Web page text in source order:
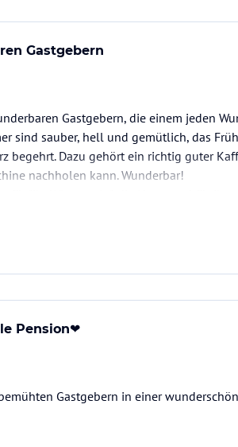
alle
ohne
Gastgebern
Gastgebern, die einem jeden
sind sauber, hell und gemütlich, das
begehrt. Dazu gehört ein richtig guter
nachholen kann. Wunderbar!
Pension❤️
Gastgebern in einer